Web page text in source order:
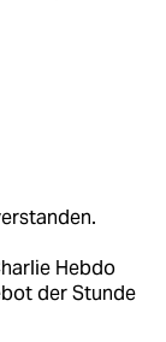
Hebdo
der Stunde